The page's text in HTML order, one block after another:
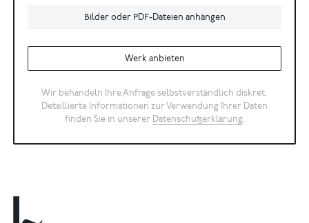
Bilder oder PDF-Dateien anhängen
Werk anbieten
Wir behandeln Ihre Anfrage selbstverständlich diskret.
Detaillierte Informationen zur Verwendung Ihrer Daten
finden Sie in unserer Datenschutzerklärung.